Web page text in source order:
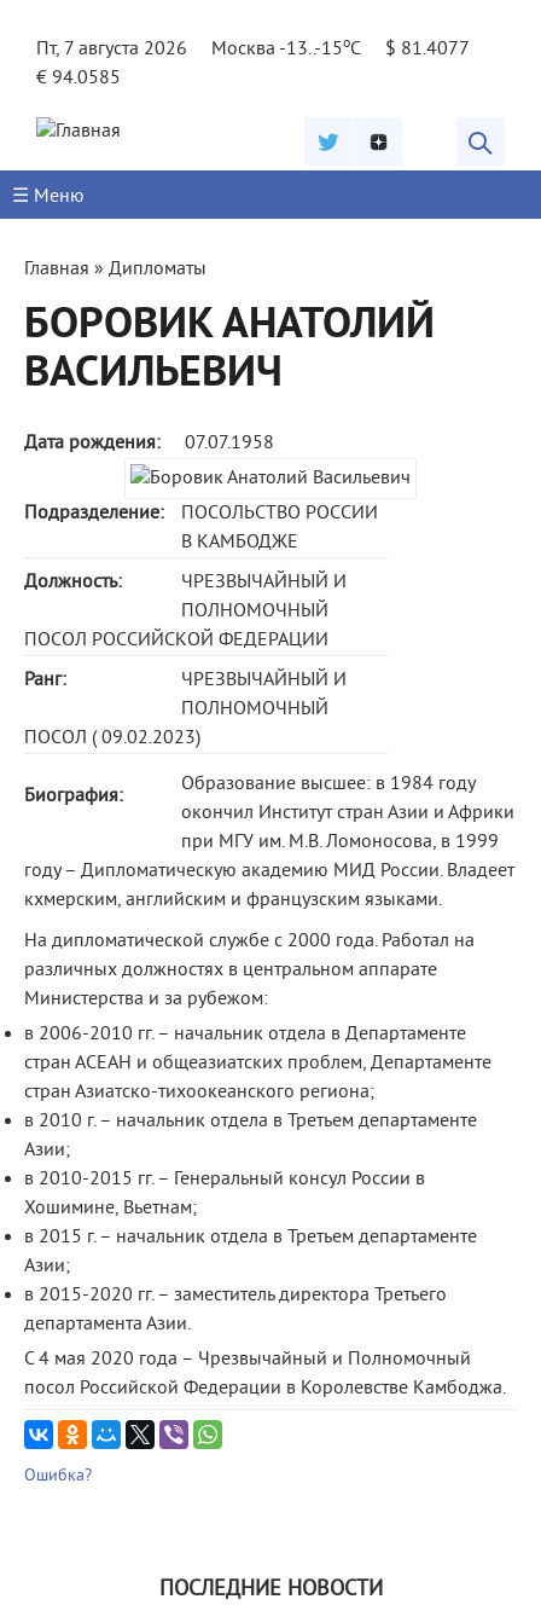
Пт, 7 августа 2026
Москва -13..-15oC
$ 81.4077
€ 94.0585
☰ Меню
Вы
здесь
Главная » Дипломаты
БОРОВИК АНАТОЛИЙ
ВАСИЛЬЕВИЧ
Дата рождения: 07.07.1958
Подразделение:
ПОСОЛЬСТВО РОССИИ
В КАМБОДЖЕ
Должность:
ЧРЕЗВЫЧАЙНЫЙ И
ПОЛНОМОЧНЫЙ
ПОСОЛ РОССИЙСКОЙ ФЕДЕРАЦИИ
Ранг:
ЧРЕЗВЫЧАЙНЫЙ И
ПОЛНОМОЧНЫЙ
ПОСОЛ ( 09.02.2023)
Биография:
Образование высшее: в 1984 году
окончил Институт стран Азии и Африки
при МГУ им. М.В. Ломоносова, в 1999
году – Дипломатическую академию МИД России. Владеет
кхмерским, английским и французским языками.
На дипломатической службе с 2000 года. Работал на
различных должностях в центральном аппарате
Министерства и за рубежом:
в 2006-2010 гг. – начальник отдела в Департаменте
стран АСЕАН и общеазиатских проблем, Департаменте
стран Азиатско-тихоокеанского региона;
в 2010 г. – начальник отдела в Третьем департаменте
Азии;
в 2010-2015 гг. – Генеральный консул России в
Хошимине, Вьетнам;
в 2015 г. – начальник отдела в Третьем департаменте
Азии;
в 2015-2020 гг. – заместитель директора Третьего
департамента Азии.
С 4 мая 2020 года – Чрезвычайный и Полномочный
посол Российской Федерации в Королевстве Камбоджа.
Ошибка?
ПОСЛЕДНИЕ НОВОСТИ